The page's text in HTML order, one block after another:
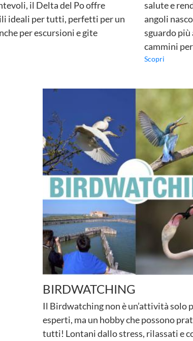
il Delta del Po offre
ideali per tutti, perfetti per un
per escursioni e gite
salute e
angoli
sguardo
cammini
Scopri
BIRDWATCHING
Il Birdwatching non è un’attività solo
esperti, ma un hobby che possono
tutti! Lontani dallo stress, rilassati e